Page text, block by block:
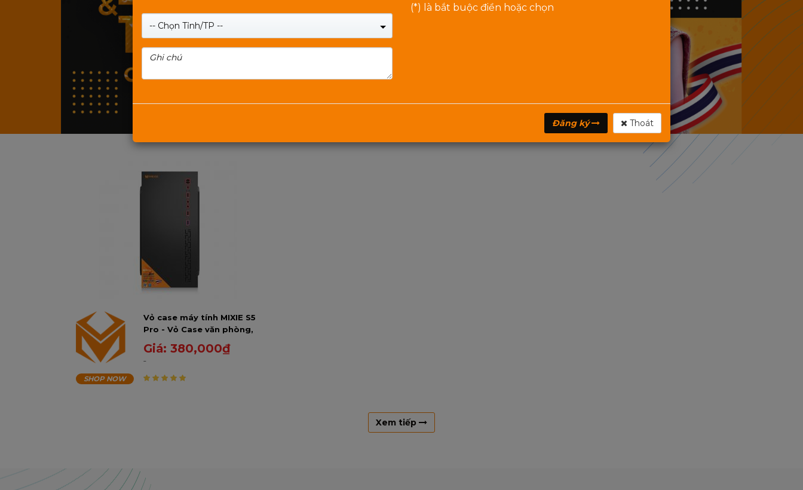
Vỏ case máy tính MIXIE S5
Pro - Vỏ Case văn phòng,
học sinh, sinh viên
Giá:380,000₫
SHOP NOW
Xem tiếp
-- Chọn Tỉnh/TP --
(*) là bắt buộc điền hoặc chọn
Đăng ký Thoát